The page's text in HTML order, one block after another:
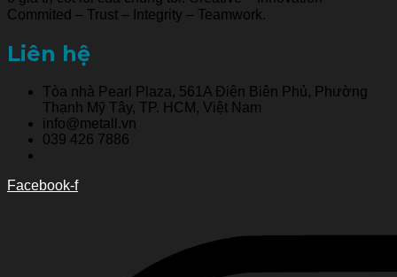
Commited – Trust – Integrity – Teamwork.
Liên hệ
Tòa nhà Pearl Plaza, 561A Điện Biên Phủ, Phường
Thạnh Mỹ Tây, TP. HCM, Việt Nam
info@metall.vn
039 426 7886
Facebook-f